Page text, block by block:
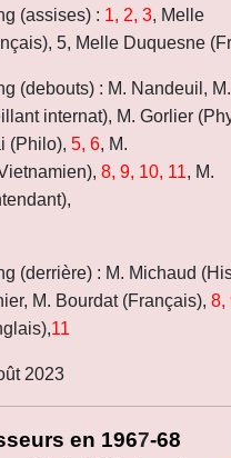
(assises) : 1, 2, 3, Melle
, 5, Melle Duquesne
(debouts) : M. Nandeuil, M.
internat), M. Gorlier
(Philo), 5, 6, M.
8, 9, 10, 11, M.
(derrière) : M. Michaud
M. Bourdat (Français), 8,
11
2023
en 1967-68